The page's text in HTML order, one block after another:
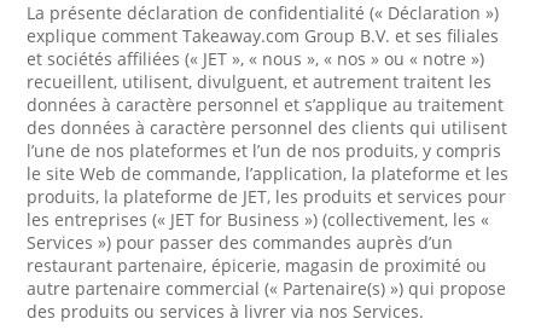
La présente déclaration de confidentialité (« Déclaration »)
explique comment Takeaway.com Group B.V. et ses filiales
et sociétés affiliées (« JET », « nous », « nos » ou « notre »)
recueillent, utilisent, divulguent, et autrement traitent les
données à caractère personnel et s’applique au traitement
des données à caractère personnel des clients qui utilisent
l’une de nos plateformes et l’un de nos produits, y compris
le site Web de commande, l’application, la plateforme et les
produits, la plateforme de JET, les produits et services pour
les entreprises (« JET for Business ») (collectivement, les «
Services ») pour passer des commandes auprès d’un
restaurant partenaire, épicerie, magasin de proximité ou
autre partenaire commercial (« Partenaire(s) ») qui propose
des produits ou services à livrer via nos Services.